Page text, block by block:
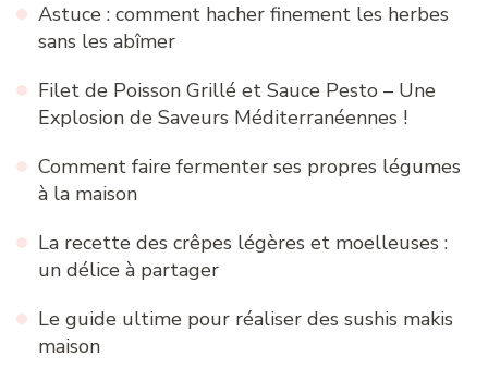
Astuce : comment hacher finement les herbes
sans les abîmer
Filet de Poisson Grillé et Sauce Pesto – Une
Explosion de Saveurs Méditerranéennes !
Comment faire fermenter ses propres légumes
à la maison
La recette des crêpes légères et moelleuses :
un délice à partager
Le guide ultime pour réaliser des sushis makis
maison